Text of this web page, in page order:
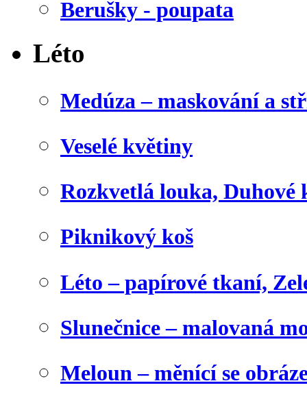
Berušky - poupata
Léto
Medúza – maskování a
Veselé květiny
Rozkvetlá louka, Duhové
Piknikový koš
Léto – papírové tkaní,
Slunečnice – malovaná
Meloun – měnící se